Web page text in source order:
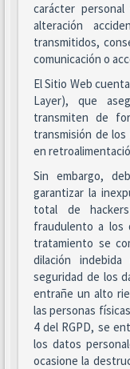
carácter
alteración
transmitidos,
comunicación o
El Sitio Web
Layer), que
transmiten de
transmisión de
en
Sin embargo,
garantizar la
total de
fraudulento a los
tratamiento se
dilación
seguridad de los
entrañe un alto
las personas
4 del RGPD, se
los datos
ocasione la